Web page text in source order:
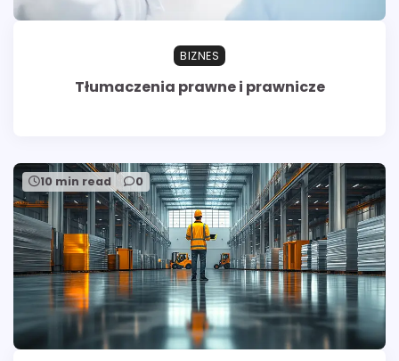
BIZNES
Tłumaczenia prawne i prawnicze
10 min read 0